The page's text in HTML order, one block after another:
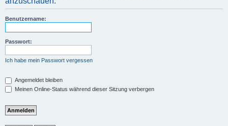
h
Benutzername:
Passwort:
Ich habe mein Passwort vergessen
Angemeldet bleiben
Meinen Online-Status während dieser Sitzung verbergen